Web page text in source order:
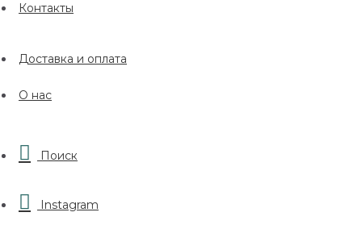
Контакты
Доставка и оплата
О нас
Поиск
Instagram